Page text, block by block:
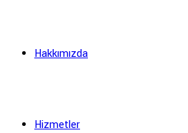
Hakkımızda
Hizmetler